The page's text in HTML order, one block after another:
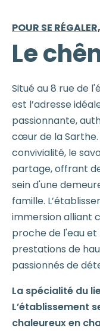
POUR SE
Le
Situé au 8 rue de
est l’adresse
passionnante,
cœur de la
convivialité, le
partage, offrant
sein d'une
famille.
immersion alliant
proche de l'eau
prestations de
passionnés de
La spécialité du
L’établissement
chaleureux en